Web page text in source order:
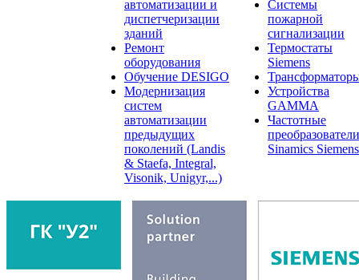
автоматизации и
диспетчеризации
зданий
Ремонт
оборудования
Обучение DESIGO
Модернизация
систем
автоматизации
предыдущих
поколений (Landis
& Staefa, Integral,
Visonik, Unigyr,...)
Системы
пожарной
сигнализации
Термостаты
Siemens
Устройства
GAMMA
Частотные
преобразователи
Sinamics Siemens